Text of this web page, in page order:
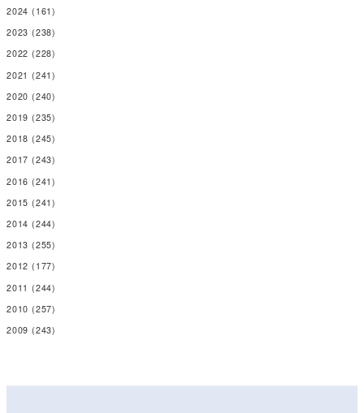
2024 (161)
2023 (238)
2022 (228)
2021 (241)
2020 (240)
2019 (235)
2018 (245)
2017 (243)
2016 (241)
2015 (241)
2014 (244)
2013 (255)
2012 (177)
2011 (244)
2010 (257)
2009 (243)